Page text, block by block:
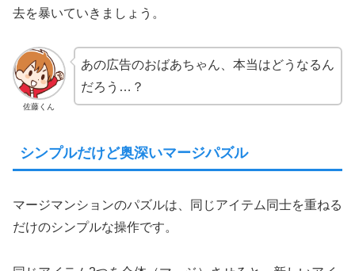
去を暴いていきましょう。
佐藤くん
あの広告のおばあちゃん、本当はどうなるん
だろう…？
シンプルだけど奥深いマージパズル
マージマンションのパズルは、同じアイテム同士を重ねる
だけのシンプルな操作です。